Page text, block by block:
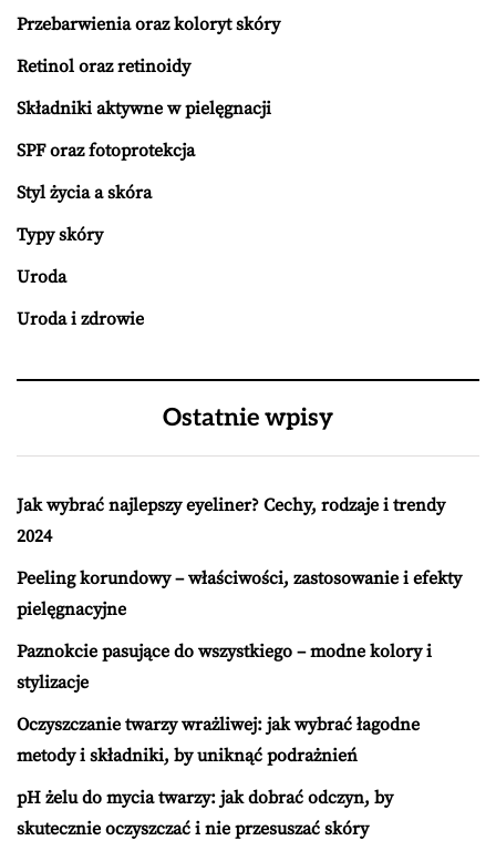
Przebarwienia oraz koloryt skóry
Retinol oraz retinoidy
Składniki aktywne w pielęgnacji
SPF oraz fotoprotekcja
Styl życia a skóra
Typy skóry
Uroda
Uroda i zdrowie
Ostatnie wpisy
Jak wybrać najlepszy eyeliner? Cechy, rodzaje i trendy
2024
Peeling korundowy – właściwości, zastosowanie i efekty
pielęgnacyjne
Paznokcie pasujące do wszystkiego – modne kolory i
stylizacje
Oczyszczanie twarzy wrażliwej: jak wybrać łagodne
metody i składniki, by uniknąć podrażnień
pH żelu do mycia twarzy: jak dobrać odczyn, by
skutecznie oczyszczać i nie przesuszać skóry